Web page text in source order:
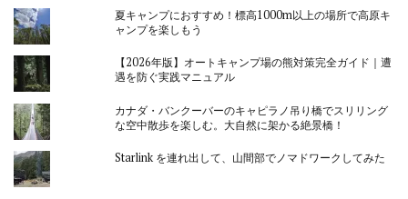
夏キャンプにおすすめ！標高1000m以上の場所で高原キ
ャンプを楽しもう
【2026年版】オートキャンプ場の熊対策完全ガイド｜遭
遇を防ぐ実践マニュアル
カナダ・バンクーバーのキャピラノ吊り橋でスリリング
な空中散歩を楽しむ。大自然に架かる絶景橋！
Starlink を連れ出して、山間部でノマドワークしてみた